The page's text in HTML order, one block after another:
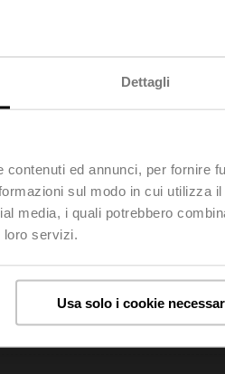
Dettagli
ed annunci, per fornire
sul modo in cui utilizza
media, i quali potrebbero
servizi.
Usa solo i cookie